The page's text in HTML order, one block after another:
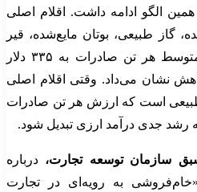
نخست ۱۴۰۴ هم همین الگو ادامه داشت. اقلام اصلی
گاز طبیعی، بوتان مایع‌شده، قیر
نفت و متانول بود و ارزش متوسط هر تن صادرات به ۳۳۵ دلار
که ۴.۳ درصد کاهش نشان می‌داد. وقتی اقلام اصلی
طبیعی است که ارزش هر تن صادرات
به رشد جدی درآمد ارزی تبدیل شود.
سازمان توسعه تجارت، درباره
به رویه‌ای در تجارت